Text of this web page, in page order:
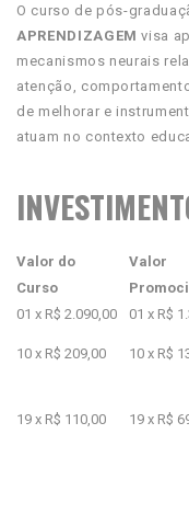
O curso de pós-
APRENDIZAGEM visa
mecanismos neurais
atenção,
de melhorar e
atuam no contexto
Valor do
Curso
Valor
01 x R$ 2.090,00 01 x R$
10 x R$ 209,00 10 x R$
19 x R$ 110,00 19 x R$